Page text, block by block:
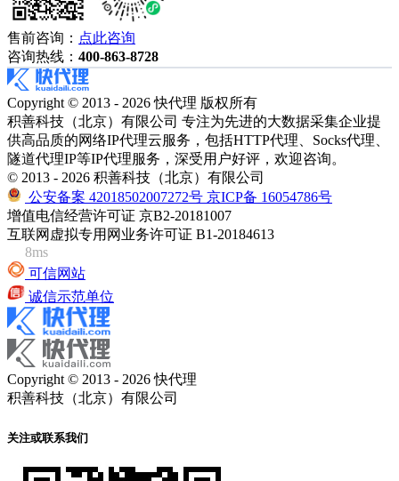
售前咨询： 点此咨询
咨询热线： 400-863-8728
Copyright © 2013 - 2026 快代理 版权所有
积善科技（北京）有限公司 专注为先进的大数据采集企业提
供高品质的网络IP代理云服务，包括HTTP代理、Socks代理、
隧道代理IP等IP代理服务，深受用户好评，欢迎咨询。
© 2013 - 2026 积善科技（北京）有限公司
公安备案 42018502007272号 京ICP备 16054786号
增值电信经营许可证 京B2-20181007
互联网虚拟专用网业务许可证 B1-20184613
8ms
可信网站
诚信示范单位
Copyright © 2013 - 2026 快代理
积善科技（北京）有限公司
关注或联系我们